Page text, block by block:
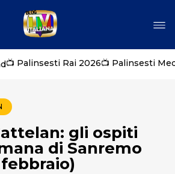
📺 Palinsesti Rai 2026📺 Palinsesti
gli ospiti
di Sanremo
febbraio)